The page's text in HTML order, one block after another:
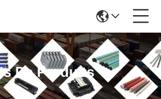
De Produits